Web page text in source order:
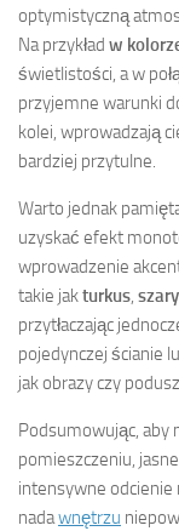
optymistyczną
Na przykład w
świetlistości, a w
przyjemne warunki
kolei, wprowadzają
bardziej przytulne.
Warto jednak
uzyskać efekt
wprowadzenie
takie jakturkus, szary
przytłaczając
pojedynczej ścianie
jak obrazy czy
Podsumowując, aby
pomieszczeniu,
intensywne odcienie
nadawnętrzu